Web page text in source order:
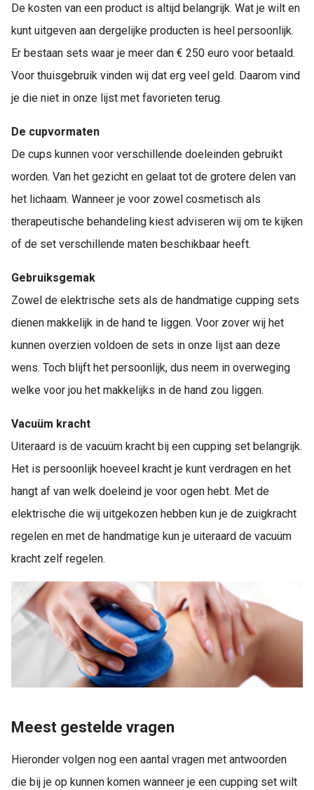
De kosten van een product is altijd belangrijk. Wat je wilt en
kunt uitgeven aan dergelijke producten is heel persoonlijk.
Er bestaan sets waar je meer dan € 250 euro voor betaald.
Voor thuisgebruik vinden wij dat erg veel geld. Daarom vind
je die niet in onze lijst met favorieten terug.
De cupvormaten
De cups kunnen voor verschillende doeleinden gebruikt
worden. Van het gezicht en gelaat tot de grotere delen van
het lichaam. Wanneer je voor zowel cosmetisch als
therapeutische behandeling kiest adviseren wij om te kijken
of de set verschillende maten beschikbaar heeft.
Gebruiksgemak
Zowel de elektrische sets als de handmatige cupping sets
dienen makkelijk in de hand te liggen. Voor zover wij het
kunnen overzien voldoen de sets in onze lijst aan deze
wens. Toch blijft het persoonlijk, dus neem in overweging
welke voor jou het makkelijks in de hand zou liggen.
Vacuüm kracht
Uiteraard is de vacuüm kracht bij een cupping set belangrijk.
Het is persoonlijk hoeveel kracht je kunt verdragen en het
hangt af van welk doeleind je voor ogen hebt. Met de
elektrische die wij uitgekozen hebben kun je de zuigkracht
regelen en met de handmatige kun je uiteraard de vacuüm
kracht zelf regelen.
Meest gestelde vragen
Hieronder volgen nog een aantal vragen met antwoorden
die bij je op kunnen komen wanneer je een cupping set wilt